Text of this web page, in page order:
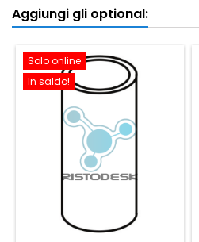
Aggiungi gli optional:
Solo online
In saldo!